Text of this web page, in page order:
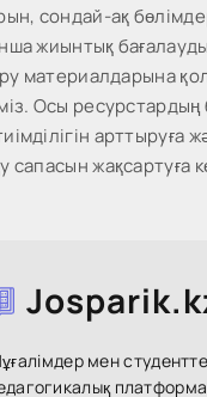
сондай-ақ
жиынтық
материалдарына
Осы ресурстардың
арттыруға
сапасын жақсартуға
мен